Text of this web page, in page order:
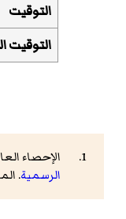
التوقيت
التوقيت
الإحصاء
الرسمية.